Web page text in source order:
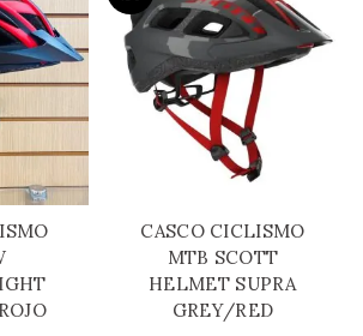
CASCO CICLISMO
MTB SCOTT
HELMET SUPRA
GREY/RED